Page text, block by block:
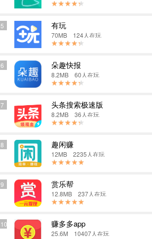
5 有玩
70MB 124人在玩
6 朵趣快报
8.2MB 60人在玩
7 头条搜索极速版
8.2MB 36人在玩
8 趣闲赚
12MB 2235人在玩
9 赏乐帮
12.8MB 237人在玩
10 赚多多app
25.6M 10407人在玩